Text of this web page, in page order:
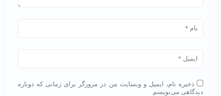
ذخیره نام، ایمیل و وبسایت من در مرورگر برای زمانی که دوباره
دیدگاهی می‌نویسم.